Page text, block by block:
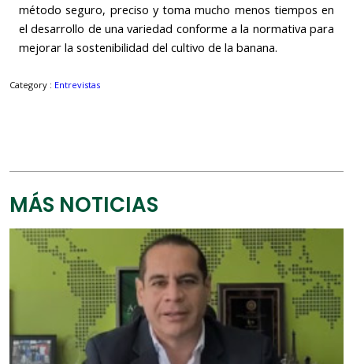
método seguro, preciso y toma mucho menos tiempos en
el desarrollo de una variedad conforme a la normativa para
mejorar la sostenibilidad del cultivo de la banana.
Category : Entrevistas
MÁS NOTICIAS